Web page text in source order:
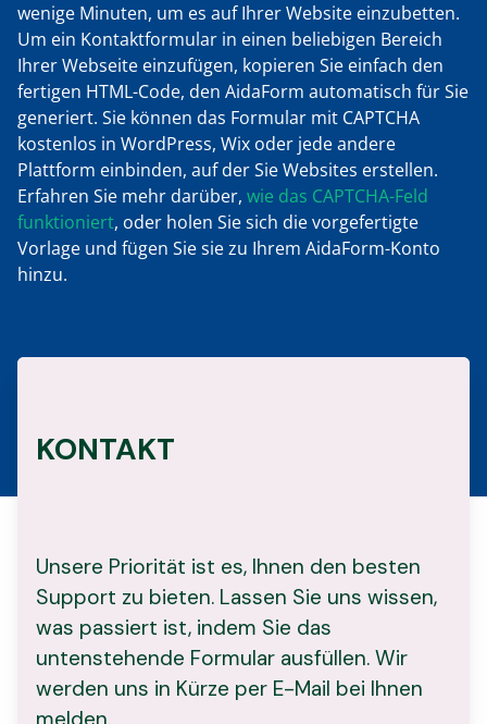
wenige Minuten, um es auf Ihrer Website einzubetten.
Um ein Kontaktformular in einen beliebigen Bereich
Ihrer Webseite einzufügen, kopieren Sie einfach den
fertigen HTML-Code, den AidaForm automatisch für Sie
generiert. Sie können das Formular mit CAPTCHA
kostenlos in WordPress, Wix oder jede andere
Plattform einbinden, auf der Sie Websites erstellen.
Erfahren Sie mehr darüber, wie das CAPTCHA-Feld
funktioniert, oder holen Sie sich die vorgefertigte
Vorlage und fügen Sie sie zu Ihrem AidaForm-Konto
hinzu.